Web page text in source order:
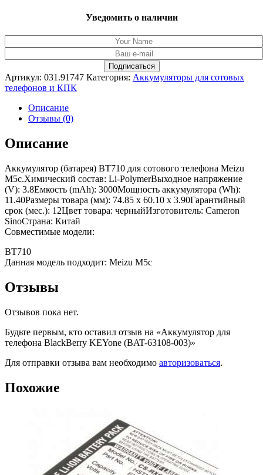
Уведомить о наличии
Артикул: 031.91747 Категория: Аккумуляторы для сотовых
телефонов и КПК
Описание
Отзывы (0)
Описание
Аккумулятор (батарея) BT710 для сотового телефона Meizu
M5c.Химический состав: Li-PolymerВыходное напряжение
(V): 3.8Емкость (mAh): 3000Мощность аккумулятора (Wh):
11.40Размеры товара (мм): 74.85 x 60.10 x 3.90Гарантийный
срок (мес.): 12Цвет товара: черныйИзготовитель: Cameron
SinoСтрана: Китай
Совместимые модели:
BT710
Данная модель подходит: Meizu M5c
Отзывы
Отзывов пока нет.
Будьте первым, кто оставил отзыв на «Аккумулятор для
телефона BlackBerry KEYone (BAT-63108-003)»
Для отправки отзыва вам необходимо авторизоваться.
Похожие